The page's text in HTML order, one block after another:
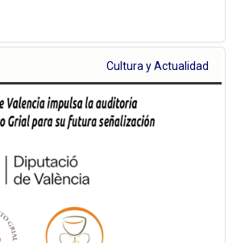
Cultura y Actualidad